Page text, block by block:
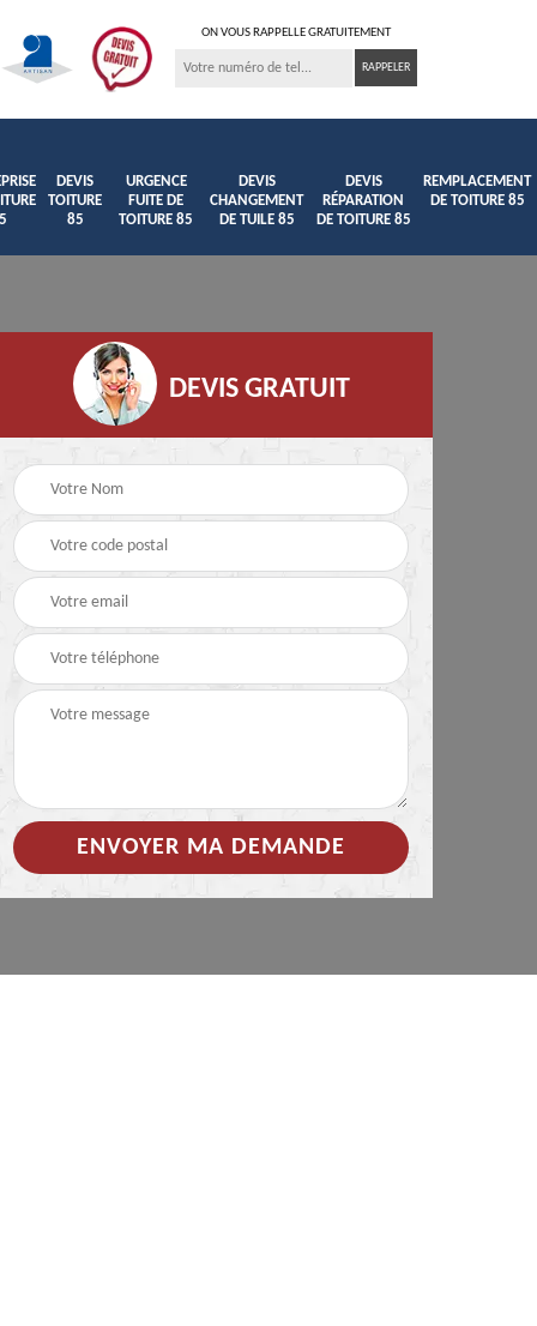
ON VOUS RAPPELLE GRATUITEMENT
DEVIS
TOITURE
85
URGENCE
FUITE DE
TOITURE 85
DEVIS
CHANGEMENT
DE TUILE 85
DEVIS
RÉPARATION
DE TOITURE 85
REMPLACEMENT
DE TOITURE 85
Hydrofuge coloré pour
toiture 85
Démoussage
nettoyage de tuile 85
DEVIS GRATUIT